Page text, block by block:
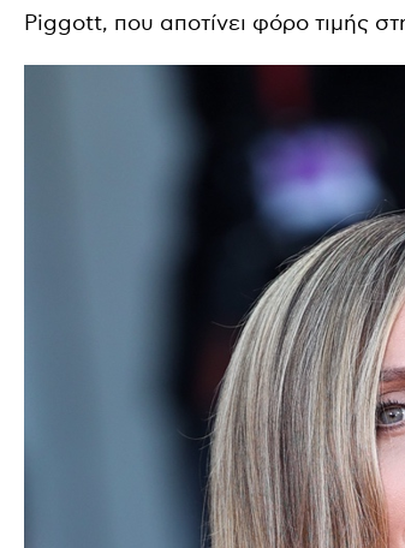
Piggott, που αποτίνει φόρο τιμής